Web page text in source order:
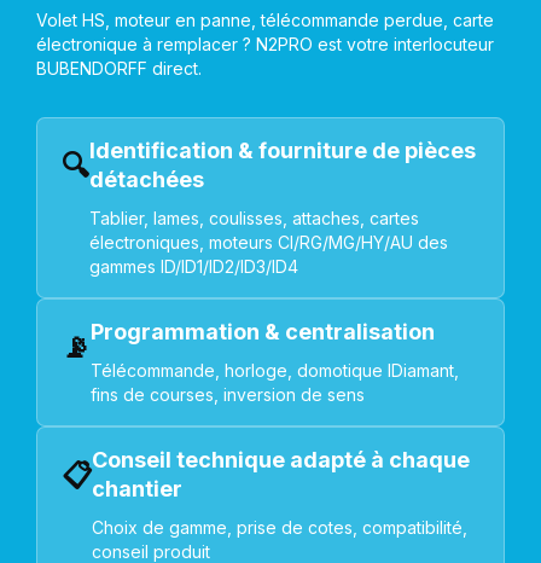
Volet HS, moteur en panne, télécommande perdue, carte
électronique à remplacer ? N2PRO est votre interlocuteur
BUBENDORFF direct.
🔍Identification & fourniture de pièces
détachées
Tablier, lames, coulisses, attaches, cartes
électroniques, moteurs CI/RG/MG/HY/AU des
gammes ID/ID1/ID2/ID3/ID4
📡Programmation & centralisation
Télécommande, horloge, domotique IDiamant,
fins de courses, inversion de sens
📋Conseil technique adapté à chaque
chantier
Choix de gamme, prise de cotes, compatibilité,
conseil produit